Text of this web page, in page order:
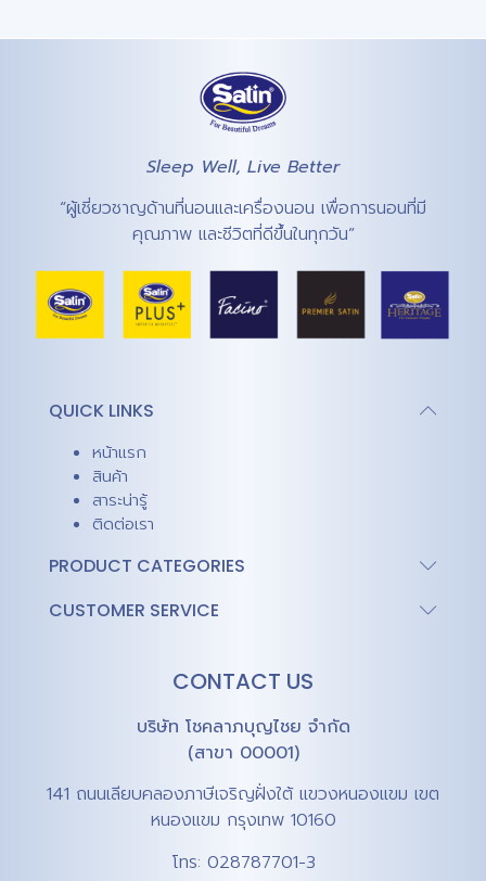
Sleep Well, Live Better
“ผู้เชี่ยวชาญด้านที่นอนและเครื่องนอน เพื่อการนอนที่มี
คุณภาพ และชีวิตที่ดีขึ้นในทุกวัน”
QUICK LINKS
หน้าแรก
สินค้า
สาระน่ารู้
ติดต่อเรา
PRODUCT CATEGORIES
CUSTOMER SERVICE
CONTACT US
บริษัท โชคลาภบุญไชย จำกัด
(สาขา 00001)
141 ถนนเลียบคลองภาษีเจริญฝั่งใต้ แขวงหนองแขม เขต
หนองแขม กรุงเทพ 10160
โทร: 028787701-3